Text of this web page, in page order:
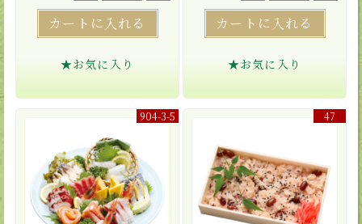
カートに入れる
★お気に入り
カートに入れる
★お気に入り
904-3-5 47